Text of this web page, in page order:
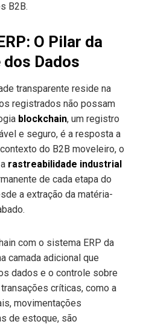
B2B.
O Pilar da
Dados
transparente reside na
registrados não possam
blockchain, um registro
e seguro, é a resposta a
do B2B moveleiro, o
rastreabilidade industrial
de cada etapa do
a extração da matéria-
com o sistema ERP da
camada adicional que
dados e o controle sobre
críticas, como a
movimentações
de estoque, são